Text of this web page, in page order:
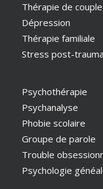
Thérapie de couple
Dépression
Thérapie familiale
Stress post-
Psychothérapie
Psychanalyse
Phobie scolaire
Groupe de parole
Trouble
Psychologie